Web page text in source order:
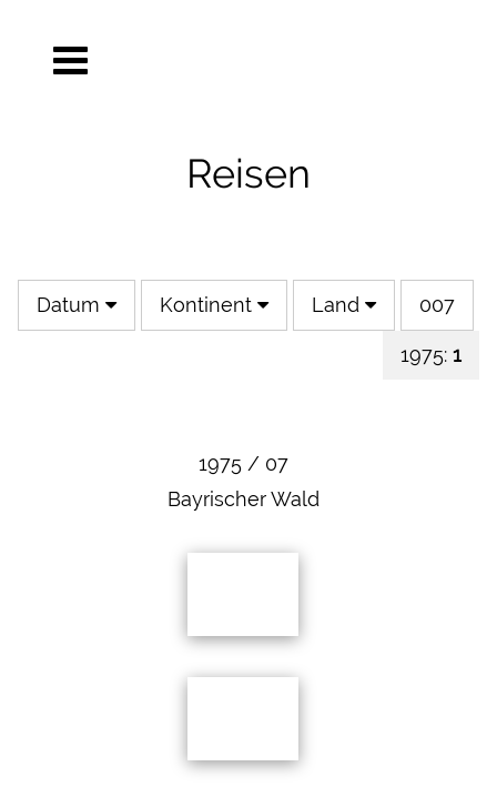
Reisen
Datum Kontinent Land 007
1975: 1
1975 / 07
Bayrischer Wald